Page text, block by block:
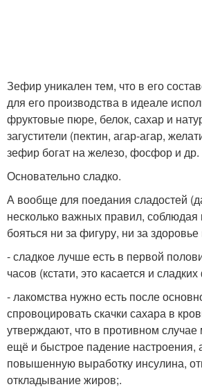
Зефир уникален тем, что в его
для его производства в идеале
фруктовые пюре, белок, сахар и
загустители (пектин, агар-агар,
зефир богат на железо, фосфор и др.
Основательно сладко.
А вообще для поедания сладостей
несколько важных правил,
бояться ни за фигуру, ни за
- сладкое лучше есть в первой
часов (кстати, это касается и
- лакомства нужно есть после
спровоцировать скачки сахара в
утверждают, что в противном
ещё и быстрое падение настроения,
повышенную выработку инсулина,
откладывание жиров;.